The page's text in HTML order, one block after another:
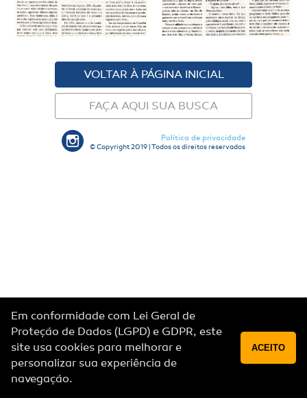
VOLTAR À PÁGINA INICIAL
FAÇA AQUI SUA BUSCA
Política de privacidade
© Copyright 2019 | Todos os direitos reservados
Em conformidade com Lei Geral de
Proteção de Dados (LGPD) e GDPR, este
site usa cookies para melhorar e
personalizar sua experiência de
navegação.
ACEITO